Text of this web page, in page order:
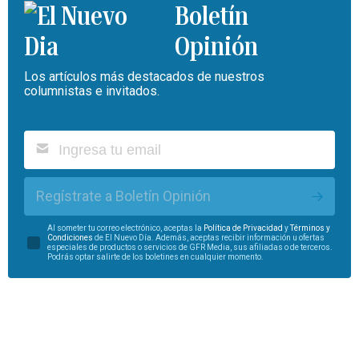
Boletín
Opinión
Los artículos más destacados de nuestros
columnistas e invitados.
Regístrate a Boletín Opinión
Al someter tu correo electrónico, aceptas la Política de Privacidad y
Términos y
Condiciones de El Nuevo Día. Además, aceptas recibir información u ofertas
especiales de productos o servicios de GFR Media, sus afiliadas o de terceros.
Podrás optar salirte de los boletines en cualquier momento.